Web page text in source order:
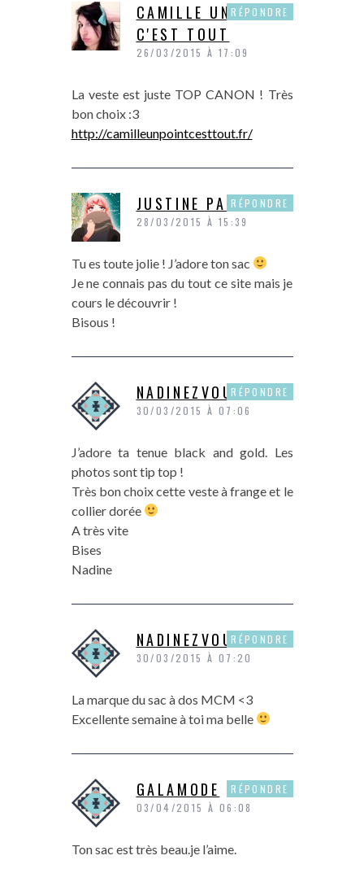
CAMILLE UN POINT
C'EST TOUT
26/03/2015 À 17:09
La veste est juste TOP CANON ! Très
bon choix :3
http://camilleunpointcesttout.fr/
RÉPONDRE
JUSTINE PAPER
28/03/2015 À 15:39
Tu es toute jolie ! J’adore ton sac
Je ne connais pas du tout ce site mais je
cours le découvrir !
Bisous !
RÉPONDRE
NADINEZVOUS
30/03/2015 À 07:06
J’adore ta tenue black and gold. Les
photos sont tip top !
Très bon choix cette veste à frange et le
collier dorée
A très vite
Bises
Nadine
RÉPONDRE
NADINEZVOUS
30/03/2015 À 07:20
La marque du sac à dos MCM <3
Excellente semaine à toi ma belle
RÉPONDRE
GALAMODE
03/04/2015 À 06:08
Ton sac est très beau.je l’aime.
RÉPONDRE